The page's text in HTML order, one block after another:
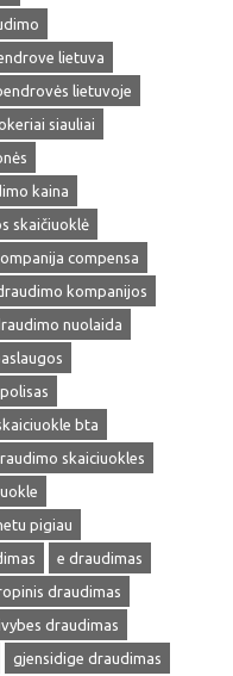
lietuva
lietuvoje
siauliai
kaina
skaičiuoklė
compensa
kompanijos
nuolaida
bta
skaiciuokles
pigiau
e draudimas
draudimas
draudimas
gjensidige draudimas